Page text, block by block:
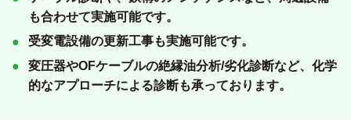
も合わせて実施可能です。
受変電設備の更新工事も実施可能です。
変圧器やOFケーブルの絶縁油分析/劣化診断など、化学
的なアプローチによる診断も承っております。